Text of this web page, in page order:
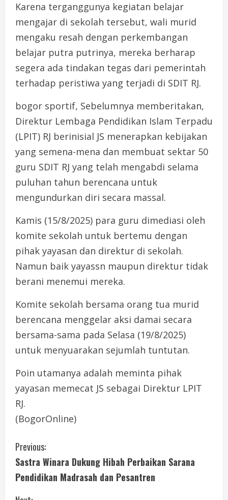
Karena terganggunya kegiatan belajar
mengajar di sekolah tersebut, wali murid
mengaku resah dengan perkembangan
belajar putra putrinya, mereka berharap
segera ada tindakan tegas dari pemerintah
terhadap peristiwa yang terjadi di SDIT RJ.
bogor sportif, Sebelumnya memberitakan,
Direktur Lembaga Pendidikan Islam Terpadu
(LPIT) RJ berinisial JS menerapkan kebijakan
yang semena-mena dan membuat sektar 50
guru SDIT RJ yang telah mengabdi selama
puluhan tahun berencana untuk
mengundurkan diri secara massal.
Kamis (15/8/2025) para guru dimediasi oleh
komite sekolah untuk bertemu dengan
pihak yayasan dan direktur di sekolah.
Namun baik yayassn maupun direktur tidak
berani menemui mereka.
Komite sekolah bersama orang tua murid
berencana menggelar aksi damai secara
bersama-sama pada Selasa (19/8/2025)
untuk menyuarakan sejumlah tuntutan.
Poin utamanya adalah meminta pihak
yayasan memecat JS sebagai Direktur LPIT
RJ.
(BogorOnline)
C
o
n
Previous:
Sastra Winara Dukung Hibah Perbaikan Sarana
Pendidikan Madrasah dan Pesantren